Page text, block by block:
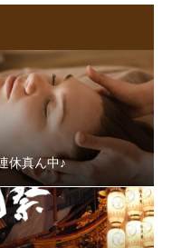
休真ん中♪